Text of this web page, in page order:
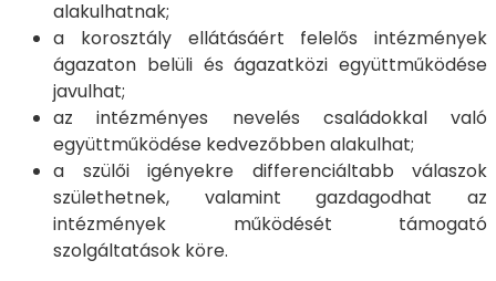
alakulhatnak;
a korosztály ellátásáért felelős intézmények
ágazaton belüli és ágazatközi együttműködése
javulhat;
az intézményes nevelés családokkal való
együttműködése kedvezőbben alakulhat;
a szülői igényekre differenciáltabb válaszok
születhetnek, valamint gazdagodhat az
intézmények működését támogató
szolgáltatások köre.